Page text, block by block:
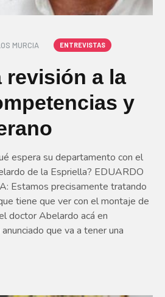
MURCIA ENTREVISTAS
revisión a la
y
espera su departamento con el
de la Espriella? EDUARDO
Estamos precisamente tratando
tiene que ver con el montaje de
doctor Abelardo acá en
que va a tener una